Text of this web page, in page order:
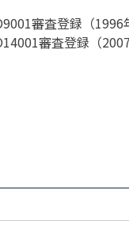
審査登録（1996
審査登録（2007